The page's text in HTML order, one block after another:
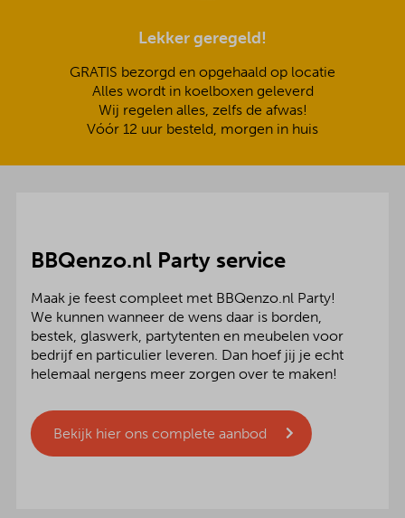
Lekker geregeld!
GRATIS bezorgd en opgehaald op locatie
Alles wordt in koelboxen geleverd
Wij regelen alles, zelfs de afwas!
Vóór 12 uur besteld, morgen in huis
BBQenzo.nl Party service
Maak je feest compleet met BBQenzo.nl Party!
We kunnen wanneer de wens daar is borden,
bestek, glaswerk, partytenten en meubelen voor
bedrijf en particulier leveren. Dan hoef jij je echt
helemaal nergens meer zorgen over te maken!
Bekijk hier ons complete aanbod